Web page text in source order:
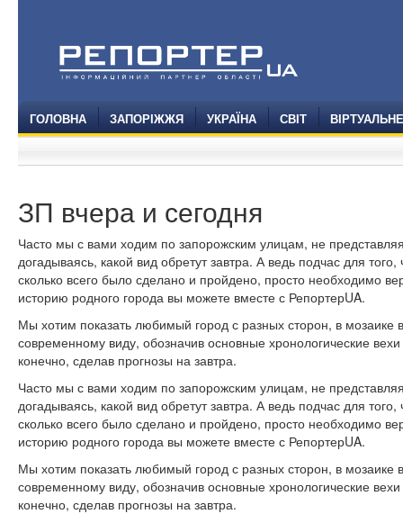
ГОЛОВНА ЗАПОРІЖЖЯ УКРАЇНА СВІТ
ЗП вчера и сегодня
Часто мы с вами ходим по запорожским улицам, не
догадываясь, какой вид обретут завтра. А ведь подчас для
сколько всего было сделано и пройдено, просто необходимо
историю родного города вы можете вместе с РепортерUA.
Мы хотим показать любимый город с разных сторон, в мозаике
современному виду, обозначив основные хронологические
конечно, сделав прогнозы на завтра.
Часто мы с вами ходим по запорожским улицам, не
догадываясь, какой вид обретут завтра. А ведь подчас для
сколько всего было сделано и пройдено, просто необходимо
историю родного города вы можете вместе с РепортерUA.
Мы хотим показать любимый город с разных сторон, в мозаике
современному виду, обозначив основные хронологические
конечно, сделав прогнозы на завтра.